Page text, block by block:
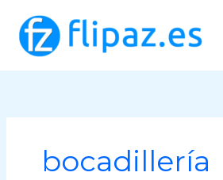
contenido
bocadillería